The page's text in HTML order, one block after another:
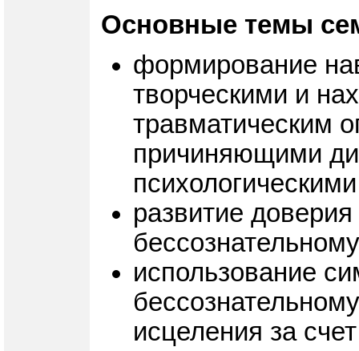
Основные темы
формирование
творческими и
травматическим
причиняющими
развитие
использование
исцеления за